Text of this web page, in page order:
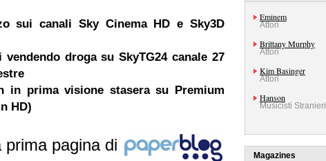
sui canali Sky Cinema HD e Sky3D
droga su SkyTG24 canale 27
in prima visione stasera su Premium
HD)
prima pagina di
Eminem
Attori
Brittany Murphy
Attori
Kim Basinger
Attori
Hanson
Musicisti Stranieri
Magazines